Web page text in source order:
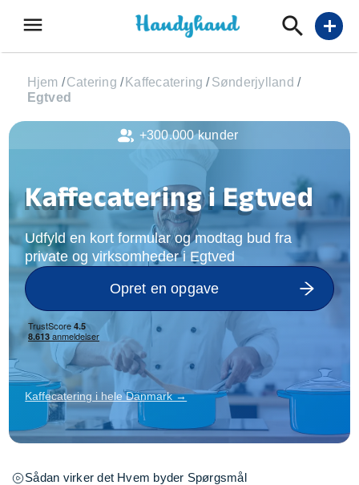
menu add
Hjem /Catering / Kaffecatering / Sønderjylland /
Egtved
Kaffecatering i Egtved
Udfyld en kort formular og modtag bud fra
private og virksomheder i Egtved
Opret en opgave
Kaffecatering i hele Danmark →
Sådan virker det Hvem byder Spørgsmål
+300.000 kunder